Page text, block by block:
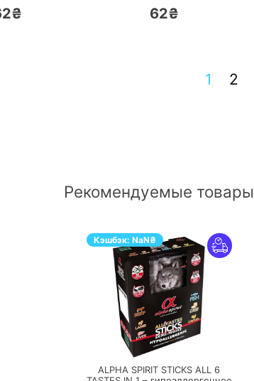
62₴
1 2
Рекомендуемые товары
Кэшбэк: NaN₴
ПЕРЕЙТИ
ALPHA SPIRIT STICKS ALL 6